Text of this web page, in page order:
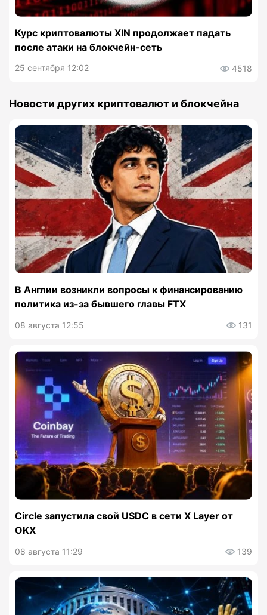
Курс криптовалюты XIN продолжает падать
после атаки на блокчейн-сеть
25 сентября 12:02 4518
Новости других криптовалют и блокчейна
В Англии возникли вопросы к финансированию
политика из-за бывшего главы FTX
08 августа 12:55 131
Circle запустила свой USDC в сети X Layer от
OKX
08 августа 11:29 139